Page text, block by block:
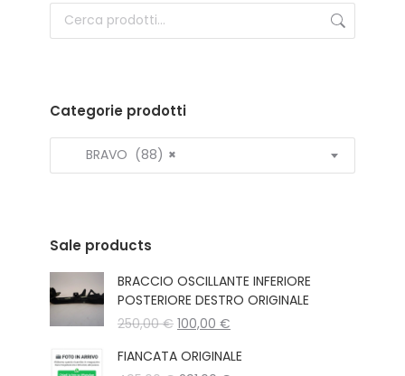
Categorie prodotti
×
BRAVO (88)
Sale products
BRACCIO OSCILLANTE INFERIORE
POSTERIORE DESTRO ORIGINALE
250,00€ Il
originale
100,00 €
attuale
FIANCATA ORIGINALE